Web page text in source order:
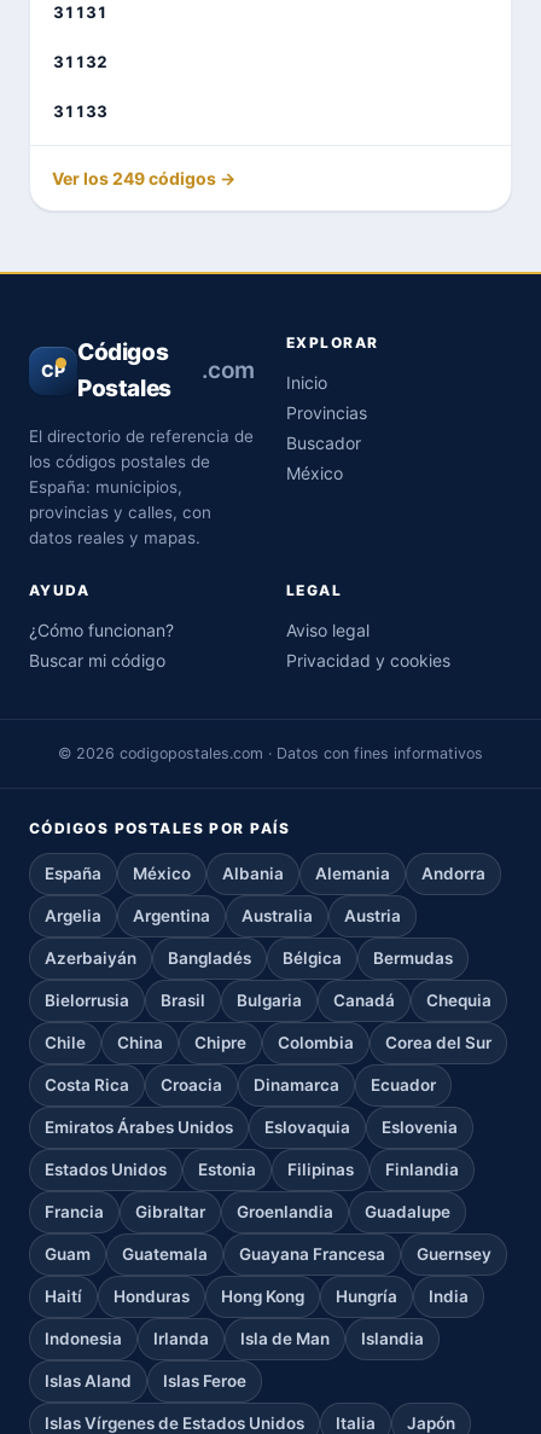
31131
31132
31133
Ver los 249 códigos →
CP
Códigos
Postales
.com
El directorio de referencia de
los códigos postales de
España: municipios,
provincias y calles, con
datos reales y mapas.
EXPLORAR
Inicio
Provincias
Buscador
México
AYUDA
¿Cómo funcionan?
Buscar mi código
LEGAL
Aviso legal
Privacidad y cookies
© 2026 codigopostales.com · Datos con fines informativos
CÓDIGOS POSTALES POR PAÍS
España México Albania Alemania Andorra
Argelia Argentina Australia Austria
Azerbaiyán Bangladés Bélgica Bermudas
Bielorrusia Brasil Bulgaria Canadá Chequia
Chile China Chipre Colombia Corea del Sur
Costa Rica Croacia Dinamarca Ecuador
Emiratos Árabes Unidos Eslovaquia Eslovenia
Estados Unidos Estonia Filipinas Finlandia
Francia Gibraltar Groenlandia Guadalupe
Guam Guatemala Guayana Francesa Guernsey
Haití Honduras Hong Kong Hungría India
Indonesia Irlanda Isla de Man Islandia
Islas Aland Islas Feroe
Islas Vírgenes de Estados Unidos Italia Japón